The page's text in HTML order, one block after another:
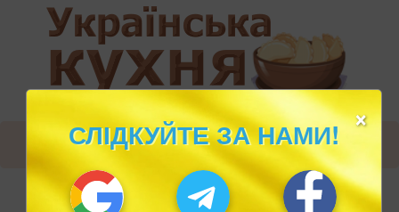
×
СЛІДКУЙТЕ ЗА НАМИ!